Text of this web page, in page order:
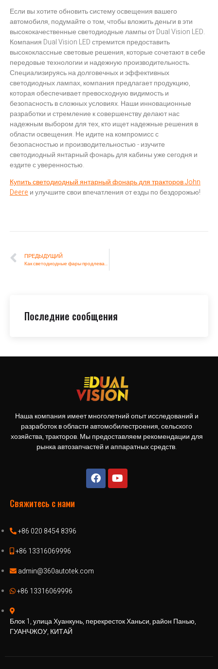
Если вы хотите обновить систему освещения вашего
автомобиля, подумайте о том, чтобы вложить деньги в эти
высококачественные светодиодные лампы от Dual Vision LED.
Компания Dual Vision LED стремится предоставить
высококлассные световые решения, которые сочетают в себе
передовые технологии и надежную производительность.
Специализируясь на долговечных и эффективных
светодиодных лампах, компания предлагает продукцию,
которая обеспечивает превосходную видимость и
безопасность в сложных условиях. Наши инновационные
разработки и стремление к совершенству делают нас
надежным выбором для тех, кто ищет надежные решения в
области освещения. Не идите на компромисс с
безопасностью и производительностью - изучите
светодиодный янтарный фонарь для кабины уже сегодня и
ездите с уверенностью.
Купить светодиодный янтарный фонарь для тракторов John
Deere и улучшите свои впечатления от езды по бездорожью!
ПРЕДЫДУЩИЙ
Как светодиодные фары продлевают сельскохозяйственный календарь
Последние сообщения
Наша компания имеет многолетний опыт исследований и
разработок в области автомобилестроения, сельского
хозяйства, тракторов. Мы предоставляем рекомендации для
рынка автозапчастей и аппаратных средств.
Свяжитесь с нами
+86 020 8454 8396
+86 13316069996
admin@360autotek.com
+86 13316069996
Блок 1, улица Хуанкунь, перекресток Ханьси, район Панью,
ГУАНЧЖОУ, КИТАЙ